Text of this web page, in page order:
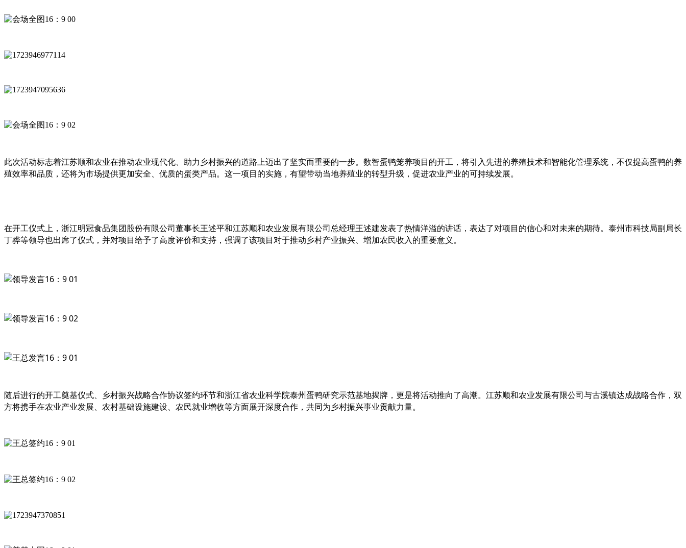
此次活动标志着江苏顺和农业在推动农业现代化、助力乡村振兴的道路上迈出了坚实而重要的一步。数智蛋鸭笼养项目的开工，将引入先进的养殖技术和智能化管理系统，不仅提高蛋鸭的养
殖效率和品质，还将为市场提供更加安全、优质的蛋类产品。这一项目的实施，有望带动当地养殖业的转型升级，促进农业产业的可持续发展。
在开工仪式上， 浙江明冠食品集团股份有限公司董事长王述平和江苏顺和农业发展有限公司总经理王述建发表了热情洋溢的讲话，表达了对项目的信心和对未来的期待。泰州市科技局副局长
丁骅等领导也出席了仪式，并对项目给予了高度评价和支持，强调了该项目对于推动乡村产业振兴、增加农民收入的重要意义。
随后进行的开工奠基仪式、 乡村振兴战略合作协议签约环节和浙江省农业科学院泰州蛋鸭研究示范基地揭牌 ，更是将活动推向了高潮。江苏顺和农业发展有限公司与古溪镇达成战略合作，双
方将携手在农业产业发展、农村基础设施建设、农民就业增收等方面展开深度合作，共同为乡村振兴事业贡献力量。